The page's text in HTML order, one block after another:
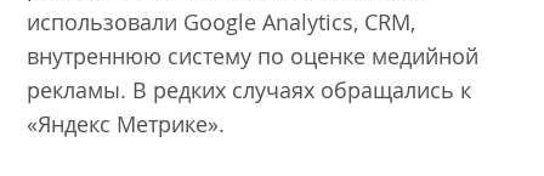
использовали Google Analytics, CRM,
внутреннюю систему по оценке медийной
рекламы. В редких случаях обращались к
«Яндекс Метрике».